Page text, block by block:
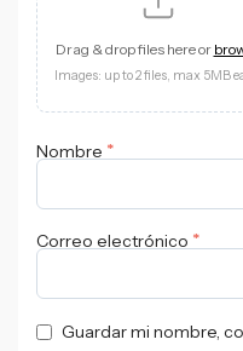
Drag & drop files here or
Images: up to 2 files, max 5MB
Nombre *
Correo electrónico *
Guardar mi nombre,